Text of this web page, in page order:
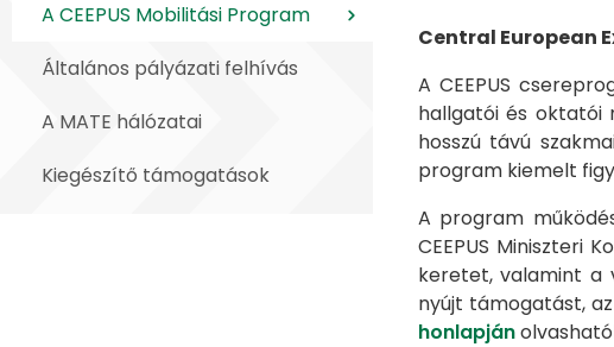
A CEEPUS Mobilitási Program
Általános pályázati felhívás
A MATE hálózatai
Kiegészítő támogatások
Central European
A CEEPUS
hallgatói és oktatói
hosszú távú
program kiemelt
A program
CEEPUS
keretet, valamint a
nyújt támogatást,
honlapján